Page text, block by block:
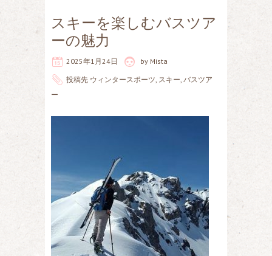
スキーを楽しむバスツア
ーの魅力
2025年1月24日 by Mista
投稿先 ウィンタースポーツ, スキー, バスツア
ー